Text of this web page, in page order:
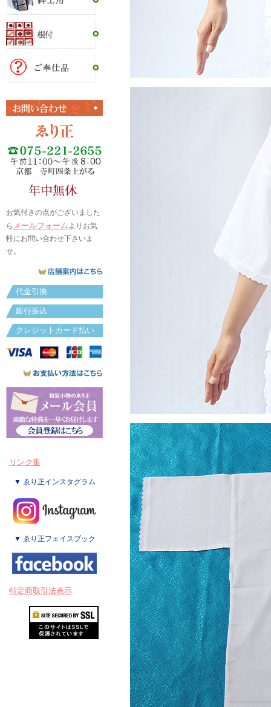
お気付きの点がございました
ら メールフォームよりお気
軽にお問い合わせ下さいま
せ。
代金引換
銀行振込
クレジットカード払い
リンク集
▼ ゑり正インスタグラム
▼ ゑり正フェイスブック
特定商取引法表示